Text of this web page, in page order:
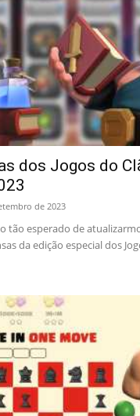
dos Jogos do
de 2023
tão esperado de
da edição especial dos